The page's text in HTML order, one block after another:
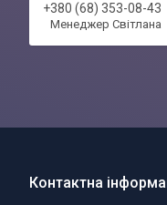
+380 (68) 353-08-43
Менеджер Світлана